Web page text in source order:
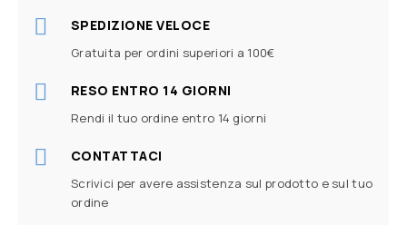
SPEDIZIONE VELOCE
Gratuita per ordini superiori a 100€
RESO ENTRO 14 GIORNI
Rendi il tuo ordine entro 14 giorni
CONTATTACI
Scrivici per avere assistenza sul prodotto e sul tuo
ordine